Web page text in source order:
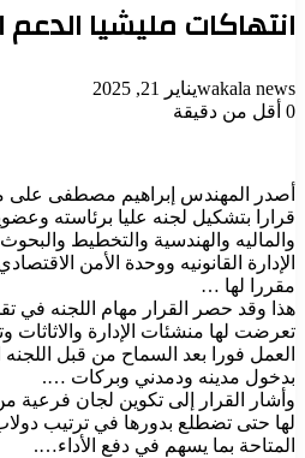
انتهاكات مليشيا
wakala newsيناير 21, 2025
0 أقل من دقيقة
أصدر المهندس إبراهيم مصطفى
قرارا بتشكيل لجنه عليا برئاسته
والماليه والهندسية والتخطيط
الإدارة القانونيه ووحدة الأمن
مقررا لها …
هذا وقد حصر القرار مهام اللجنه في
تعرضت لها منشئات الإدارة والاثاثات
العمل فورا بعد السماح من قبل اللجنه
بدخول مدينه ودمدني وبركات ….
وأشار القرار إلى تكوين لجان فرعية من
لها حتى تضطلع بدورها في ترتيب
المتاحة بما يسهم في دفع الأداء….